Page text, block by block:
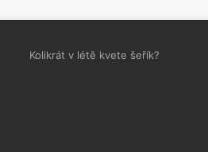
Kolikrát v létě kvete šeřík?